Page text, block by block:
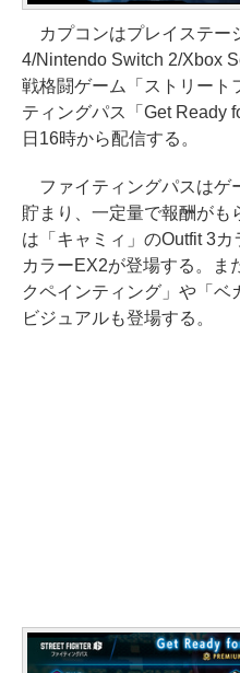
カプコンはプレイステー
4/Nintendo Switch 2/Xbox
戦格闘ゲーム「ストリート
ティングパス「Get Ready
日16時から配信する。
ファイティングパスはゲ
貯まり、一定量で報酬がも
は「キャミィ」のOutfit 3
カラーEX2が登場する。ま
クペインティング」や「ベ
ビジュアルも登場する。